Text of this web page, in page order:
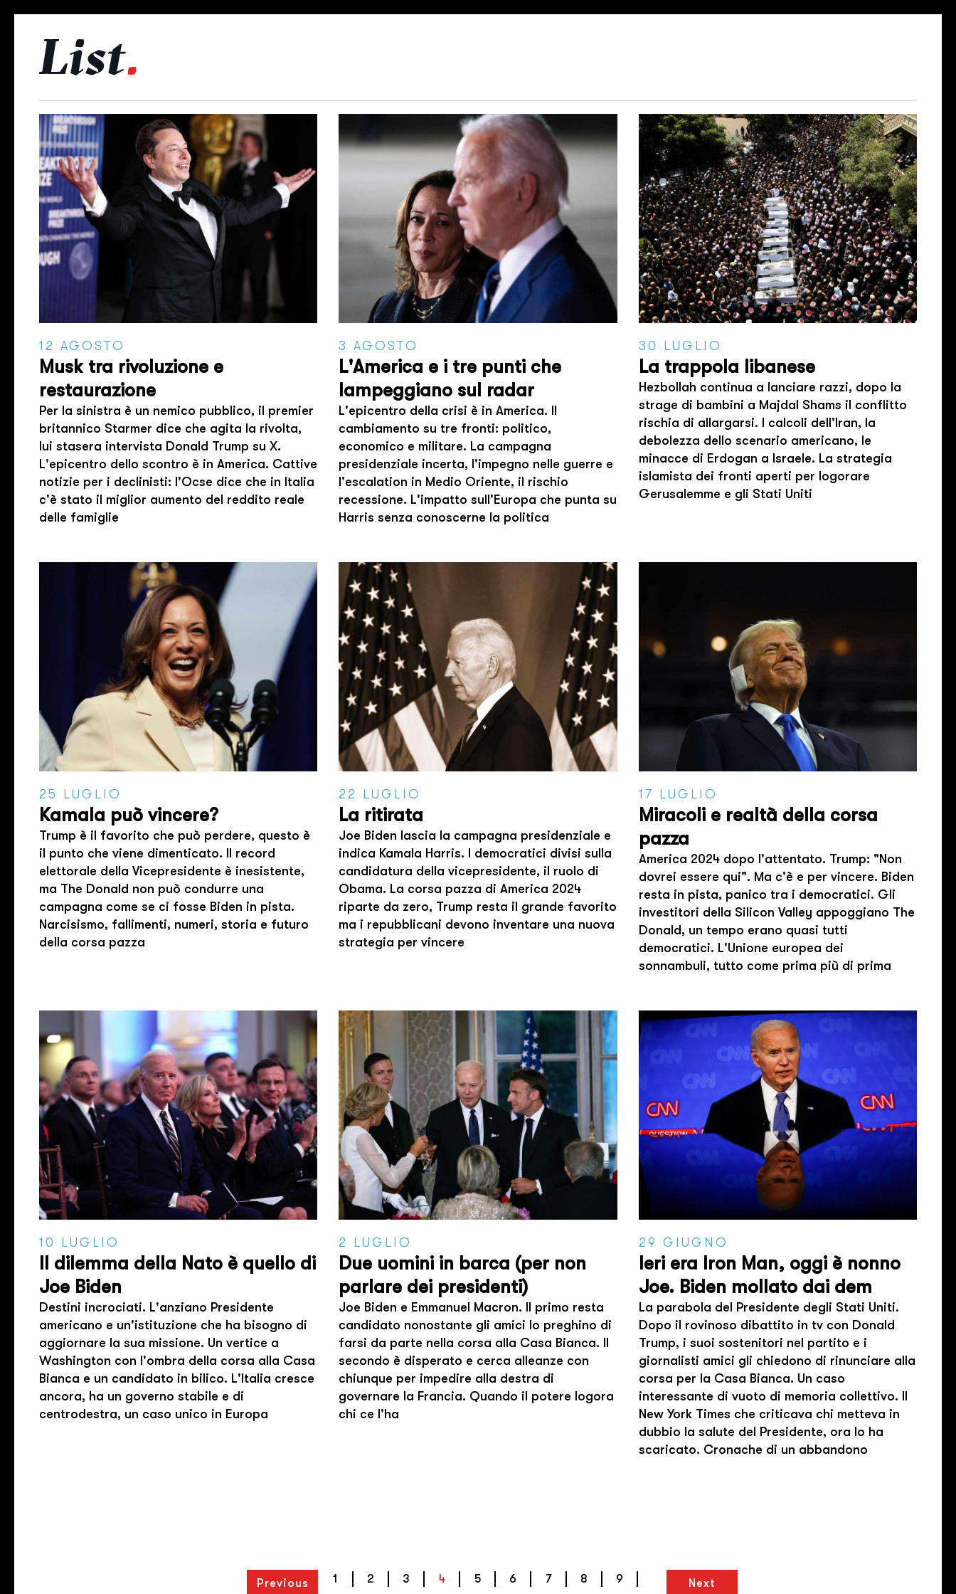
12 AGOSTO
Musk tra rivoluzione e
restaurazione
Per la sinistra è un nemico pubblico, il premier
britannico Starmer dice che agita la rivolta,
lui stasera intervista Donald Trump su X.
L'epicentro dello scontro è in America. Cattive
notizie per i declinisti: l'Ocse dice che in Italia
c'è stato il miglior aumento del reddito reale
delle famiglie
3 AGOSTO
L'America e i tre punti che
lampeggiano sul radar
L'epicentro della crisi è in America. Il
cambiamento su tre fronti: politico,
economico e militare. La campagna
presidenziale incerta, l'impegno nelle guerre e
l'escalation in Medio Oriente, il rischio
recessione. L'impatto sull'Europa che punta su
Harris senza conoscerne la politica
30 LUGLIO
La trappola libanese
Hezbollah continua a lanciare razzi, dopo la
strage di bambini a Majdal Shams il conflitto
rischia di allargarsi. I calcoli dell'Iran, la
debolezza dello scenario americano, le
minacce di Erdogan a Israele. La strategia
islamista dei fronti aperti per logorare
Gerusalemme e gli Stati Uniti
25 LUGLIO
Kamala può vincere?
Trump è il favorito che può perdere, questo è
il punto che viene dimenticato. Il record
elettorale della Vicepresidente è inesistente,
ma The Donald non può condurre una
campagna come se ci fosse Biden in pista.
Narcisismo, fallimenti, numeri, storia e futuro
della corsa pazza
22 LUGLIO
La ritirata
Joe Biden lascia la campagna presidenziale e
indica Kamala Harris. I democratici divisi sulla
candidatura della vicepresidente, il ruolo di
Obama. La corsa pazza di America 2024
riparte da zero, Trump resta il grande favorito
ma i repubblicani devono inventare una nuova
strategia per vincere
17 LUGLIO
Miracoli e realtà della corsa
pazza
America 2024 dopo l'attentato. Trump: "Non
dovrei essere qui". Ma c'è e per vincere. Biden
resta in pista, panico tra i democratici. Gli
investitori della Silicon Valley appoggiano The
Donald, un tempo erano quasi tutti
democratici. L'Unione europea dei
sonnambuli, tutto come prima più di prima
10 LUGLIO
Il dilemma della Nato è quello di
Joe Biden
Destini incrociati. L'anziano Presidente
americano e un'istituzione che ha bisogno di
aggiornare la sua missione. Un vertice a
Washington con l'ombra della corsa alla Casa
Bianca e un candidato in bilico. L'Italia cresce
ancora, ha un governo stabile e di
centrodestra, un caso unico in Europa
2 LUGLIO
Due uomini in barca (per non
parlare dei presidenti)
Joe Biden e Emmanuel Macron. Il primo resta
candidato nonostante gli amici lo preghino di
farsi da parte nella corsa alla Casa Bianca. Il
secondo è disperato e cerca alleanze con
chiunque per impedire alla destra di
governare la Francia. Quando il potere logora
chi ce l'ha
29 GIUGNO
Ieri era Iron Man, oggi è nonno
Joe. Biden mollato dai dem
La parabola del Presidente degli Stati Uniti.
Dopo il rovinoso dibattito in tv con Donald
Trump, i suoi sostenitori nel partito e i
giornalisti amici gli chiedono di rinunciare alla
corsa per la Casa Bianca. Un caso
interessante di vuoto di memoria collettivo. Il
New York Times che criticava chi metteva in
dubbio la salute del Presidente, ora lo ha
scaricato. Cronache di un abbandono
Previous 1 2 3 4 5 6 7 8 9 Next